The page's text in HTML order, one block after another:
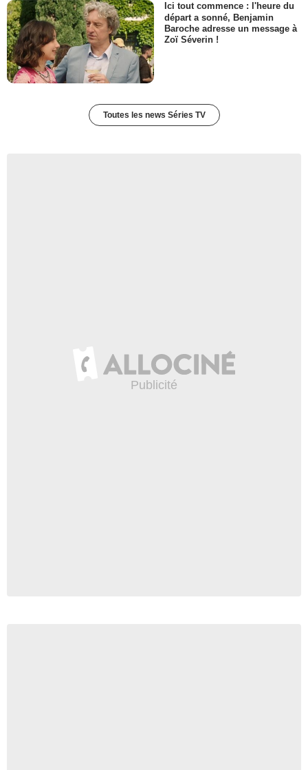
Ici tout commence : l'heure du
départ a sonné, Benjamin
Baroche adresse un message à
Zoï Séverin !
Toutes les news Séries TV